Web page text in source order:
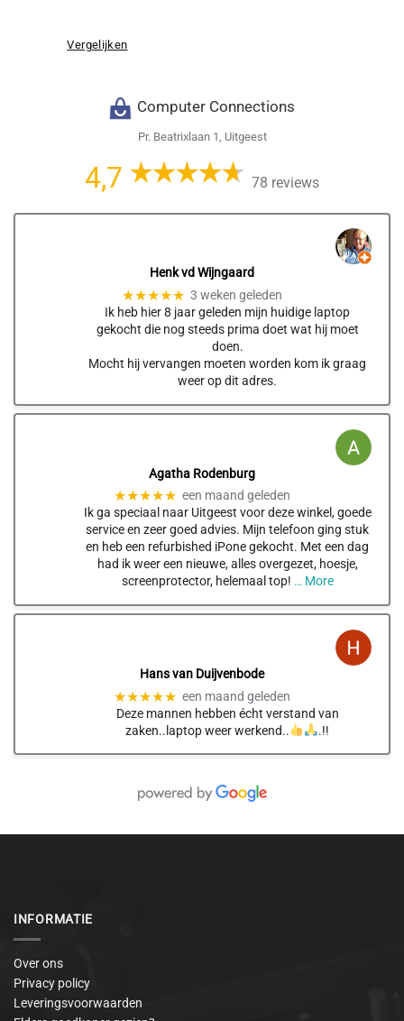
Vergelijken
Computer Connections
Pr. Beatrixlaan 1, Uitgeest
4,7 78 reviews
Henk vd Wijngaard
★★★★★ 3 weken geleden
Ik heb hier 8 jaar geleden mijn huidige laptop
gekocht die nog steeds prima doet wat hij moet
doen.
Mocht hij vervangen moeten worden kom ik graag
weer op dit adres.
Agatha Rodenburg
★★★★★ een maand geleden
Ik ga speciaal naar Uitgeest voor deze winkel, goede
service en zeer goed advies. Mijn telefoon ging stuk
en heb een refurbished iPone gekocht. Met een dag
had ik weer een nieuwe, alles overgezet, hoesje,
screenprotector, helemaal top! … More
Hans van Duijvenbode
★★★★★ een maand geleden
Deze mannen hebben écht verstand van
zaken..laptop weer werkend..
.!!
INFORMATIE
Over ons
Privacy policy
Leveringsvoorwaarden